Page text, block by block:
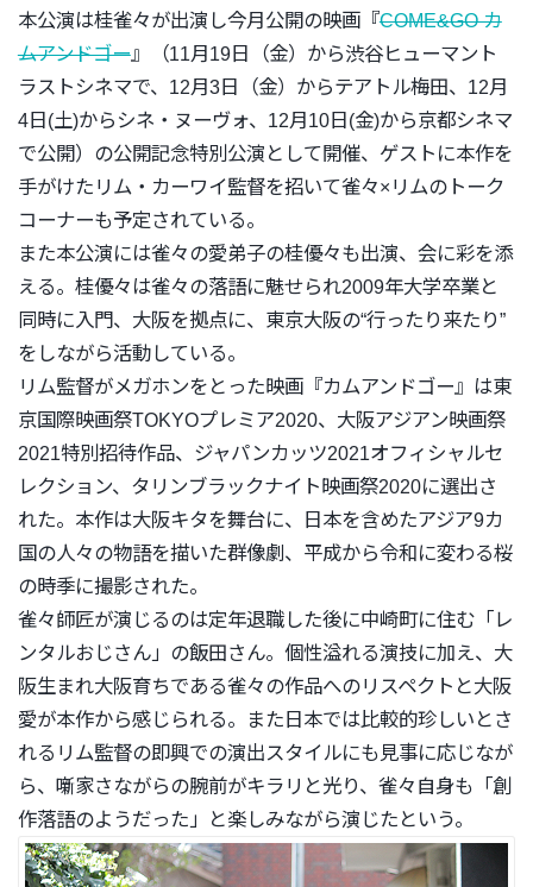
本公演は桂雀々が出演し今月公開の映画『COME&GO カ
ムアンドゴー』（11月19日（金） から渋谷ヒューマント
ラストシネマで、12月3日（金） からテアトル梅田、12月
4日(土)からシネ・ヌーヴォ、 12月10日(金)から京都シネマ
で公開） の公開記念特別公演として開催、ゲストに本作を
手がけたリム・ カーワイ監督を招いて雀々× リムのトーク
コーナーも予定されている。
また本公演には雀々の愛弟子の桂優々も出演、会に彩を添
える。 桂優々は雀々の落語に魅せられ2009年大学卒業と
同時に入門、 大阪を拠点に、東京大阪の“行ったり来たり”
をしながら活動している。
リム監督がメガホンをとった映画『カムアンドゴー』
は東
京国際映画祭TOKYOプレミア2020、 大阪アジアン映画祭
2021特別招待作品、 ジャパンカッツ2021オフィシャルセ
レクション、 タリンブラックナイト映画祭2020に選出さ
れた。 本作は大阪キタを舞台に、
日本を含めたアジア9カ
国の人々の物語を描いた群像劇、 平成から令和に変わる桜
の時季に撮影された。
雀々師匠が演じるのは定年退職した後に中崎町に住む「 レ
ンタルおじさん」の飯田さん。個性溢れる演技に加え、 大
阪生まれ大阪育ちである雀々の作品へのリスペクトと大阪
愛が本作から感じられる。
また日本では比較的珍しいとさ
れるリム監督の即興での演出スタイルにも見事に応じなが
ら、噺家さながらの腕前がキラリと光り、 雀々自身も「創
作落語のようだった」
と楽しみながら演じたという。